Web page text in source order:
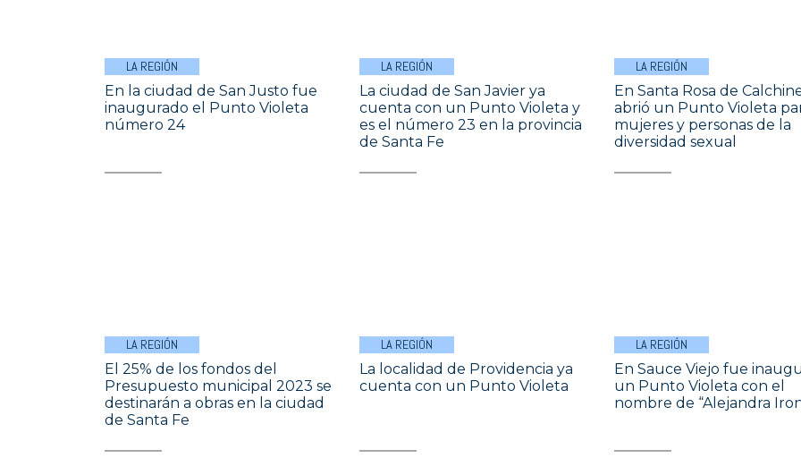
LA REGIÓN
En la ciudad de San Justo fue
inaugurado el Punto Violeta
número 24
LA REGIÓN
La ciudad de San Javier ya
cuenta con un Punto Violeta y
es el número 23 en la provincia
de Santa Fe
LA REGIÓN
En Santa Rosa de
abrió un Punto Violeta
mujeres y personas de la
diversidad sexual
LA REGIÓN
El 25% de los fondos del
Presupuesto municipal 2023 se
destinarán a obras en la ciudad
de Santa Fe
LA REGIÓN
La localidad de Providencia ya
cuenta con un Punto Violeta
LA REGIÓN
En Sauce Viejo fue
un Punto Violeta con el
nombre de “Alejandra